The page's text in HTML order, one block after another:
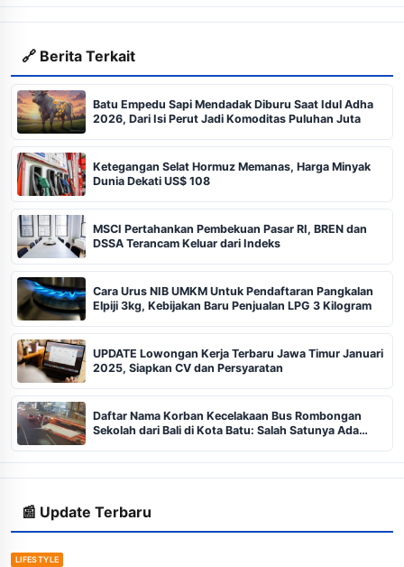
🔗 Berita Terkait
Batu Empedu Sapi Mendadak Diburu Saat Idul Adha
2026, Dari Isi Perut Jadi Komoditas Puluhan Juta
Ketegangan Selat Hormuz Memanas, Harga Minyak
Dunia Dekati US$ 108
MSCI Pertahankan Pembekuan Pasar RI, BREN dan
DSSA Terancam Keluar dari Indeks
Cara Urus NIB UMKM Untuk Pendaftaran Pangkalan
Elpiji 3kg, Kebijakan Baru Penjualan LPG 3 Kilogram
UPDATE Lowongan Kerja Terbaru Jawa Timur Januari
2025, Siapkan CV dan Persyaratan
Daftar Nama Korban Kecelakaan Bus Rombongan
Sekolah dari Bali di Kota Batu: Salah Satunya Ada
📰 Update Terbaru
LIFESTYLE